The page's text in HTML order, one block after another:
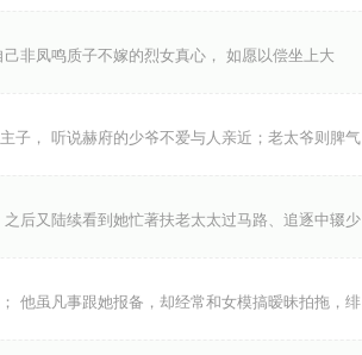
非凤鸣质子不嫁的烈女真心， 如愿以偿坐上大
子， 听说赫府的少爷不爱与人亲近；老太爷则脾气
后又陆续看到她忙著扶老太太过马路、追逐中辍少
他虽凡事跟她报备，却经常和女模搞暧昧拍拖，绯